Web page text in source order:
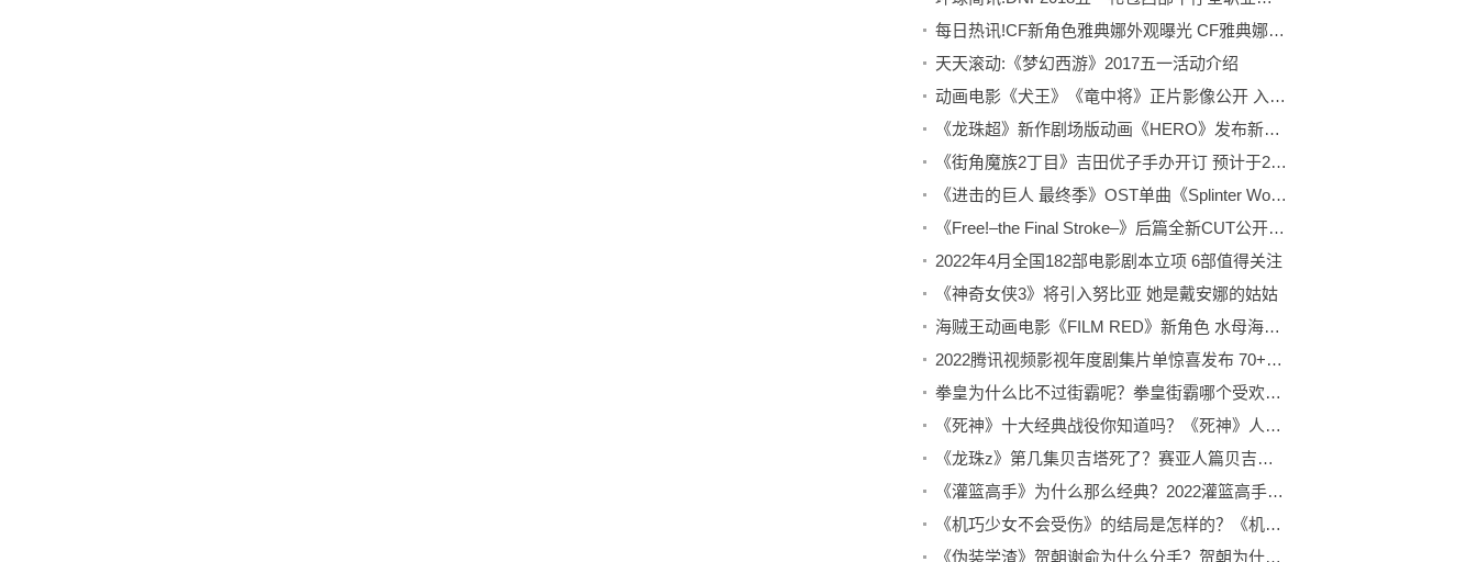
每日热讯!CF新角色雅典娜外观曝光 CF雅典娜属性一览
天天滚动:《梦幻西游》2017五一活动介绍
动画电影《犬王》《竜中将》正片影像公开 入围威尼斯电影节
《龙珠超》新作剧场版动画《HERO》发布新上映中PV 已于2022年6月11日在日本上映
《街角魔族2丁目》吉田优子手办开订 预计于2023年4月发售
《进击的巨人 最终季》OST单曲《Splinter Wolf Self-Remix》版影像公开 一起来看看吧！
《Free!–the Final Stroke–》后篇全新CUT公开 图中的人物为Albert
2022年4月全国182部电影剧本立项 6部值得关注
《神奇女侠3》将引入努比亚 她是戴安娜的姑姑
海贼王动画电影《FILM RED》新角色 水母海贼团亮相
2022腾讯视频影视年度剧集片单惊喜发布 70+部好戏上演
拳皇为什么比不过街霸呢？拳皇街霸哪个受欢迎呢？
《死神》十大经典战役你知道吗？《死神》人物介绍来喽！
《龙珠z》第几集贝吉塔死了？赛亚人篇贝吉塔战斗力怎么样呢？
《灌篮高手》为什么那么经典？2022灌篮高手电影上映日期是什么时候？
《机巧少女不会受伤》的结局是怎样的？《机巧少女不会受伤》灭族真相是什么？
《伪装学渣》贺朝谢俞为什么分手？贺朝为什么只爱了谢俞7年呢？